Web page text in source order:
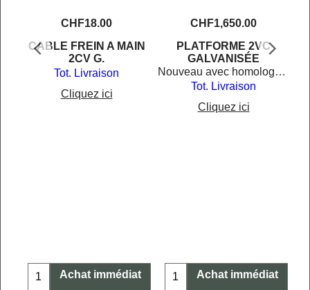
CHF18.00
CABLE FREIN A MAIN
2CV G.
Tot. Livraison
Cliquez ici
Achat immédiat
CHF1,650.00
PLATFORME 2VC
GALVANISÉE
Nouveau avec homologation DTC pour la Suisse.
Tot. Livraison
Cliquez ici
Achat immédiat